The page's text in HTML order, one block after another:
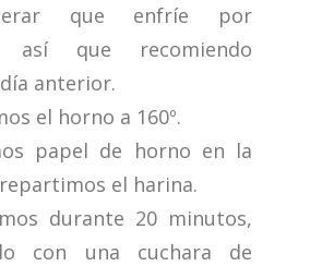
que enfríe por
así que recomiendo
anterior.
el horno a 160º.
papel de horno en la
el harina.
durante 20 minutos,
con una cuchara de